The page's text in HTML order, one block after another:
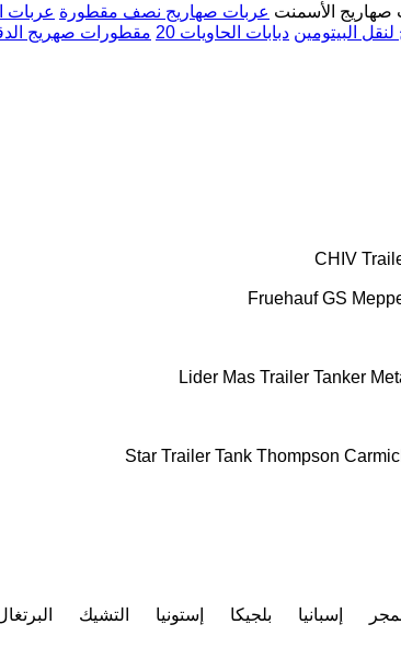
الأسمنت عربات صهاريج نصف مقطورة عربات
البيتومين دبابات الحاويات 20 مقطورات صهريج
CHIV
Fruehauf GS
Lider Mas Trailer Tanker
Star Trailer Tank Thompson
إسبانيا بلجيكا إستونيا التشيك